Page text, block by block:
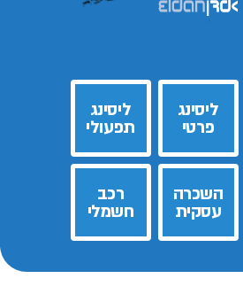
ליסינג
פרטי
ליסינג
תפעולי
השכרה
עסקית
רכב
חשמלי